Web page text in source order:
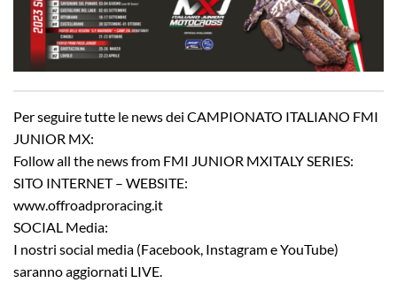
Per seguire tutte le news dei CAMPIONATO ITALIANO FMI
JUNIOR MX:
Follow all the news from FMI JUNIOR MXITALY SERIES:
SITO INTERNET – WEBSITE:
www.offroadproracing.it
SOCIAL Media:
I nostri social media (Facebook, Instagram e YouTube)
saranno aggiornati LIVE.